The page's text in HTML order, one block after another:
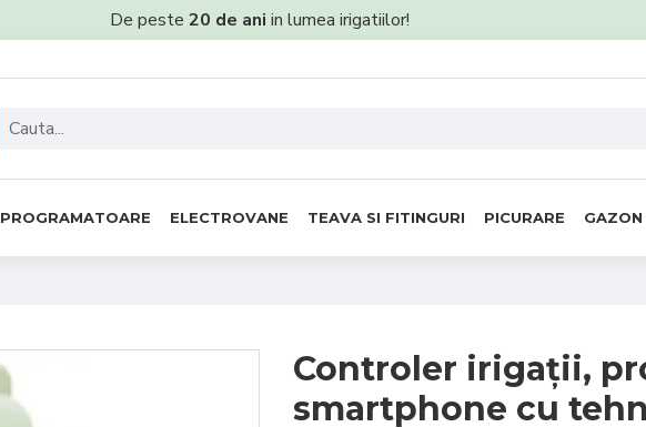
De peste 20 de ani in lumea irigatiilor!
PROGRAMATOARE ELECTROVANE TEAVA SI FITINGURI PICURARE GAZON
Controler irigații,
smartphone cu